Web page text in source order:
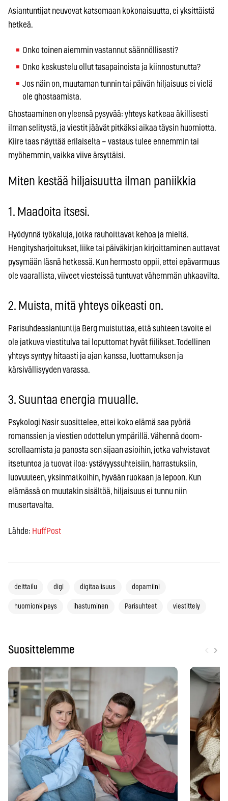
Asiantuntijat neuvovat katsomaan kokonaisuutta, ei yksittäistä
hetkeä.
Onko toinen aiemmin vastannut säännöllisesti?
Onko keskustelu ollut tasapainoista ja kiinnostunutta?
Jos näin on, muutaman tunnin tai päivän hiljaisuus ei vielä
ole ghostaamista.
Ghostaaminen on yleensä pysyvää: yhteys katkeaa äkillisesti
ilman selitystä, ja viestit jäävät pitkäksi aikaa täysin huomiotta.
Kiire taas näyttää erilaiselta – vastaus tulee ennemmin tai
myöhemmin, vaikka viive ärsyttäisi.
Miten kestää hiljaisuutta ilman paniikkia
1. Maadoita itsesi.
Hyödynnä työkaluja, jotka rauhoittavat kehoa ja mieltä.
Hengitysharjoitukset, liike tai päiväkirjan kirjoittaminen auttavat
pysymään läsnä hetkessä. Kun hermosto oppii, ettei epävarmuus
ole vaarallista, viiveet viesteissä tuntuvat vähemmän uhkaavilta.
2. Muista, mitä yhteys oikeasti on.
Parisuhdeasiantuntija Berg muistuttaa, että suhteen tavoite ei
ole jatkuva viestitulva tai loputtomat hyvät fiilikset. Todellinen
yhteys syntyy hitaasti ja ajan kanssa, luottamuksen ja
kärsivällisyyden varassa.
3. Suuntaa energia muualle.
Psykologi Nasir suosittelee, ettei koko elämä saa pyöriä
romanssien ja viestien odottelun ympärillä. Vähennä doom-
scrollaamista ja panosta sen sijaan asioihin, jotka vahvistavat
itsetuntoa ja tuovat iloa: ystävyyssuhteisiin, harrastuksiin,
luovuuteen, yksinmatkoihin, hyvään ruokaan ja lepoon. Kun
elämässä on muutakin sisältöä, hiljaisuus ei tunnu niin
musertavalta.
Lähde: HuffPost
deittailu digi digitaalisuus dopamiini
huomionkipeys ihastuminen Parisuhteet viestittely
Suosittelemme ›